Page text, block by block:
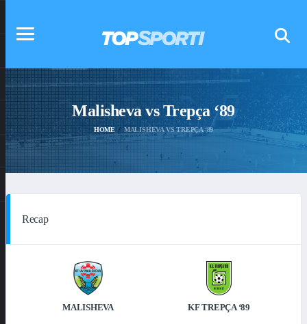
Malisheva vs Trepça ‘89
HOME MALISHEVA VS TREPÇA ‘89
Recap
MALISHEVA KF TREPÇA ‘89